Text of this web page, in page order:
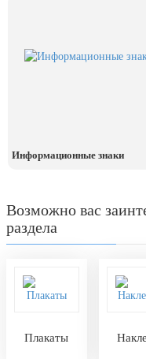
28 июля, День Крещения
Информационные знаки
Возможно вас
раздела
Плакаты